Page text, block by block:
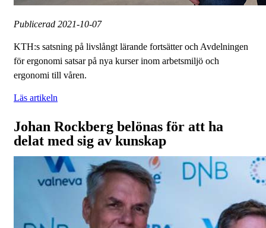
Publicerad 2021-10-07
KTH:s satsning på livslångt lärande fortsätter och Avdelningen
för ergonomi satsar på nya kurser inom arbetsmiljö och
ergonomi till våren.
Läs artikeln
Johan Rockberg belönas för att ha
delat med sig av kunskap